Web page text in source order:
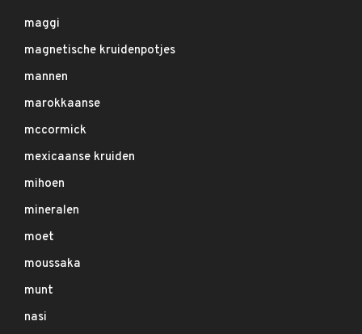
maggi
magnetische kruidenpotjes
mannen
marokkaanse
mccormick
mexicaanse kruiden
mihoen
mineralen
moet
moussaka
munt
nasi